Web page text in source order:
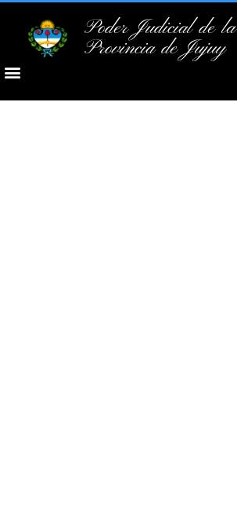
Poder Judicial de la
Provincia de Jujuy